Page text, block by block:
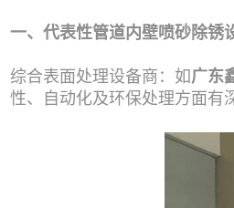
一、代表性管道内壁喷砂除锈
综合表面处理设备商：如广东
性、自动化及环保处理方面有